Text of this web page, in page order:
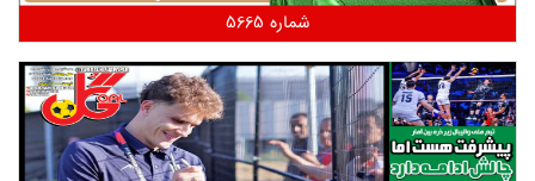
شماره 5665